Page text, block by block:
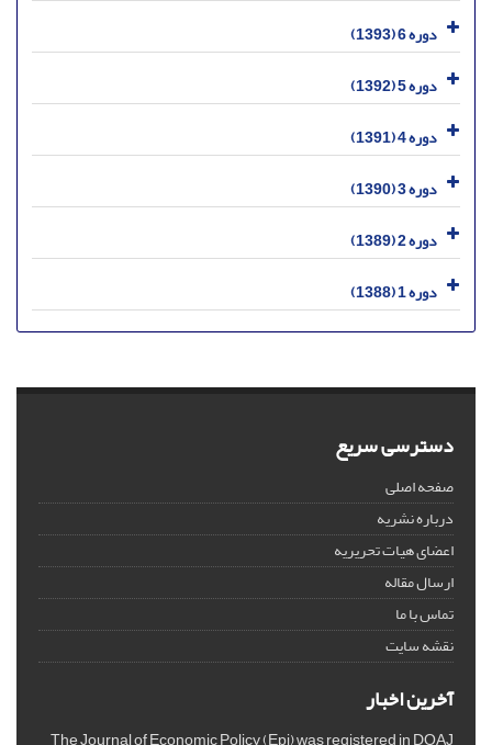
دوره 6 (1393)
دوره 5 (1392)
دوره 4 (1391)
دوره 3 (1390)
دوره 2 (1389)
دوره 1 (1388)
دسترسی سریع
صفحه اصلی
درباره نشریه
اعضای هیات تحریریه
ارسال مقاله
تماس با ما
نقشه سایت
آخرین اخبار